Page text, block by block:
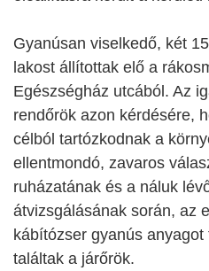
Gyanúsan viselkedő, két
lakost állítottak elő a
Egészségház utcából. Az
rendőrök azon kérdésére,
célból tartózkodnak a
ellentmondó, zavaros
ruházatának és a náluk
átvizsgálásának során, az
kábítózser gyanús
találtak a járőrök.